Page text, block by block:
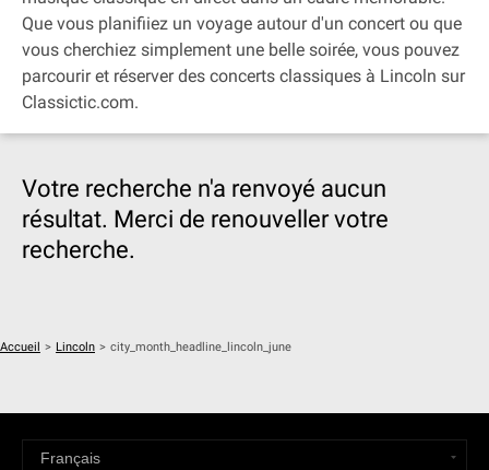
Que vous planifiiez un voyage autour d'un concert ou que
vous cherchiez simplement une belle soirée, vous pouvez
parcourir et réserver des concerts classiques à Lincoln sur
Classictic.com.
Votre recherche n'a renvoyé aucun
résultat. Merci de renouveller votre
recherche.
Accueil > Lincoln > city_month_headline_lincoln_june